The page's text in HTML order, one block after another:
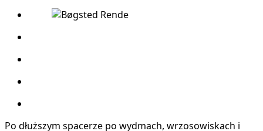
Po dłuższym spacerze po wydmach, wrzosowiskach i